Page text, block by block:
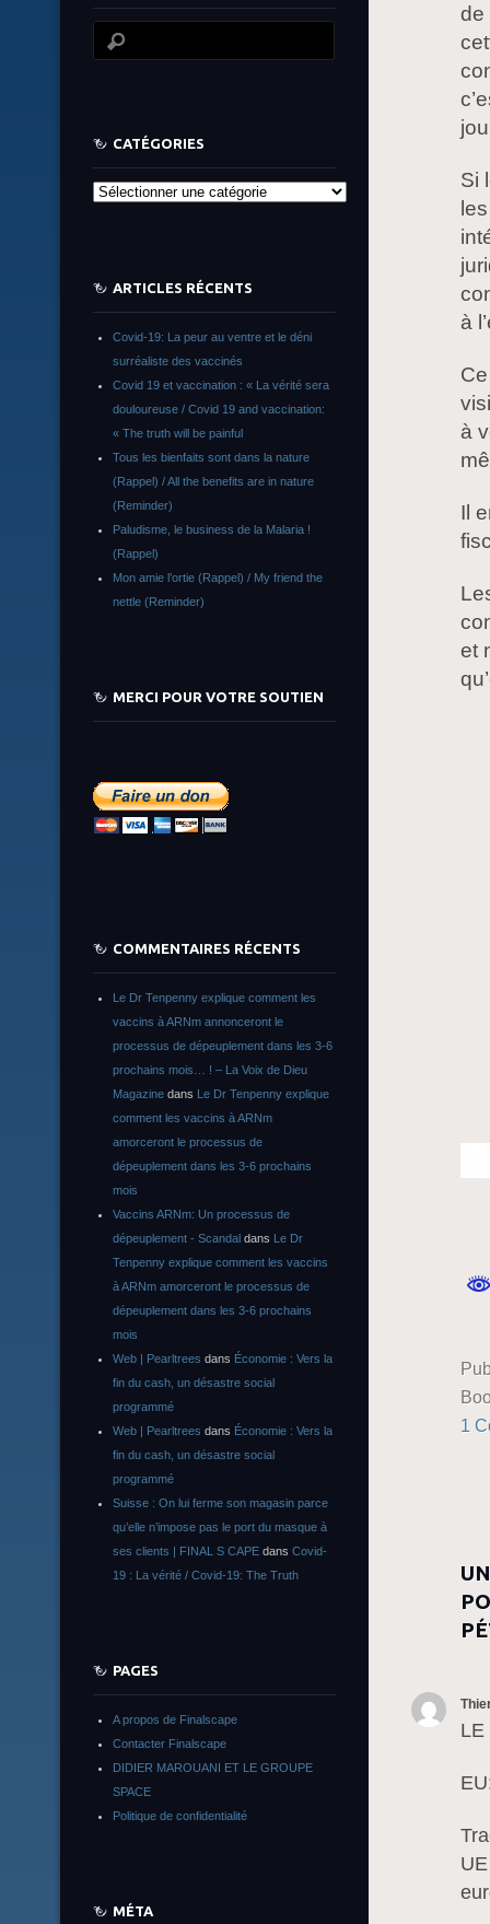
de
Si
à
à
Il
et
1
LE
CATÉGORIES
Catégories
ARTICLES RÉCENTS
Covid-19: La peur au ventre et le déni
surréaliste des vaccinés
Covid 19 et vaccination : « La vérité sera
douloureuse / Covid 19 and vaccination:
« The truth will be painful
Tous les bienfaits sont dans la nature
(Rappel) / All the benefits are in nature
(Reminder)
Paludisme, le business de la Malaria !
(Rappel)
Mon amie l’ortie (Rappel) / My friend the
nettle (Reminder)
MERCI POUR VOTRE SOUTIEN
COMMENTAIRES RÉCENTS
Le Dr Tenpenny explique comment les
vaccins à ARNm annonceront le
processus de dépeuplement dans les 3-6
prochains mois… ! – La Voix de Dieu
Magazine dans Le Dr Tenpenny explique
comment les vaccins à ARNm
amorceront le processus de
dépeuplement dans les 3-6 prochains
mois
Vaccins ARNm: Un processus de
dépeuplement - Scandal dans Le Dr
Tenpenny explique comment les vaccins
à ARNm amorceront le processus de
dépeuplement dans les 3-6 prochains
mois
Web | Pearltrees dans Économie : Vers la
fin du cash, un désastre social
programmé
Web | Pearltrees dans Économie : Vers la
fin du cash, un désastre social
programmé
Suisse : On lui ferme son magasin parce
qu’elle n’impose pas le port du masque à
ses clients | FINAL S CAPE dans Covid-
19 : La vérité / Covid-19: The Truth
PAGES
A propos de Finalscape
Contacter Finalscape
DIDIER MAROUANI ET LE GROUPE
SPACE
Politique de confidentialité
MÉTA